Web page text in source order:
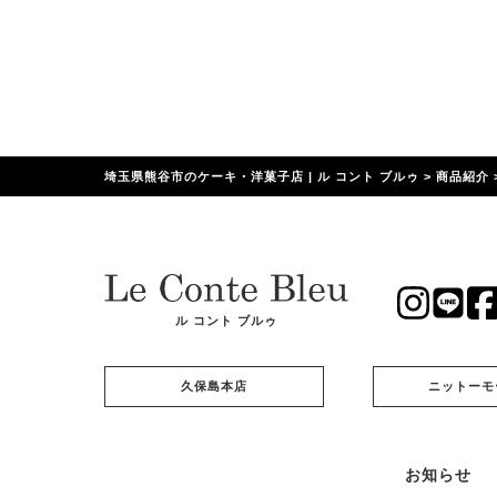
埼玉県熊谷市のケーキ・洋菓子店 | ル コント ブルゥ >商品紹介
ル コント ブルゥ
久保島本店 ニットー
お知らせ